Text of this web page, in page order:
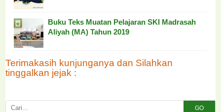
Buku Teks Muatan Pelajaran SKI Madrasah
Aliyah (MA) Tahun 2019
Terimakasih kunjunganya dan Silahkan
tinggalkan jejak :
GO